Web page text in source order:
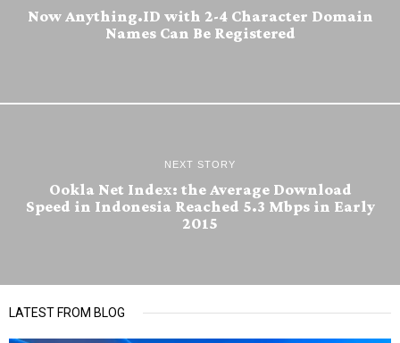
Now Anything.ID with 2-4 Character Domain
Names Can Be Registered
NEXT STORY
Ookla Net Index: the Average Download
Speed in Indonesia Reached 5.3 Mbps in Early
2015
LATEST FROM BLOG